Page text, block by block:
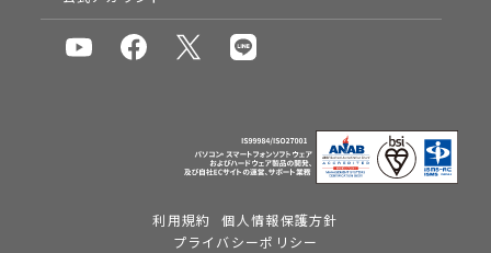
利用規約
個人情報保護方針
プライバシーポリシー